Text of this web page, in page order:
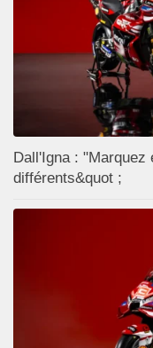
Dall'Igna : "Marquez
différents&quot ;